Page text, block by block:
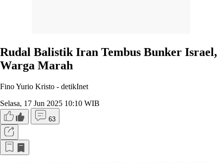
Rudal Balistik Iran Tembus Bunker Israel,
Warga Marah
Fino Yurio Kristo - detikInet
Selasa, 17 Jun 2025 10:10 WIB
63